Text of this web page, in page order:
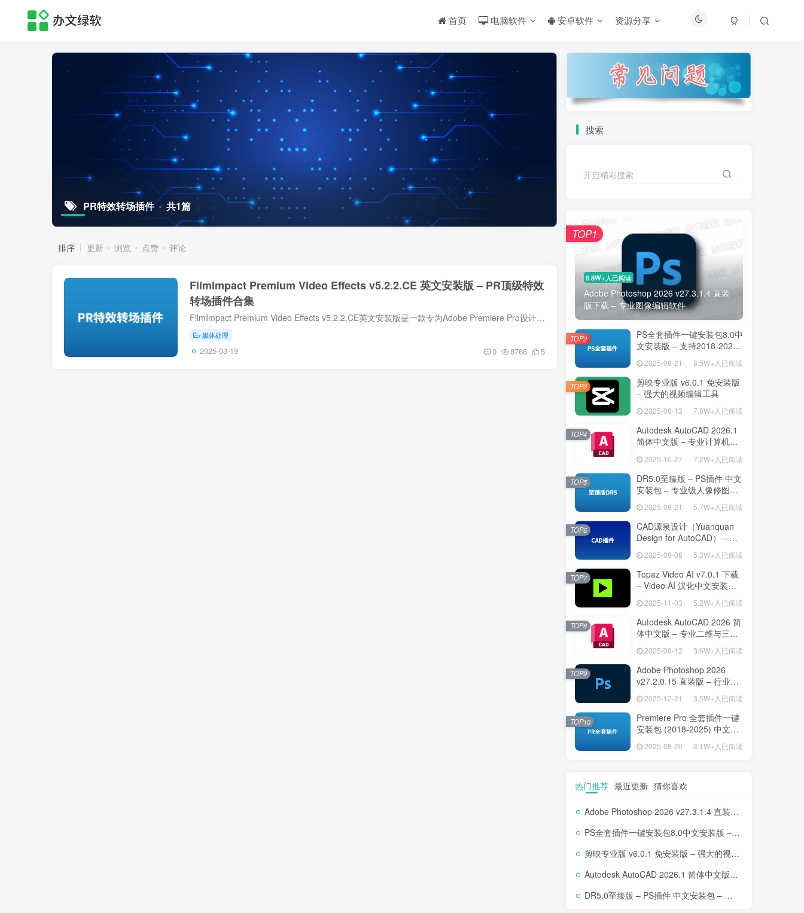
首页 电脑软件 安卓软件 资源分享
PR特效转场插件 共1篇
排序 更新 浏览 点赞 评论
FilmImpact Premium Video Effects v5.2.2.CE 英文安装版 – PR顶级特效
转场插件合集
FilmImpact Premium Video Effects v5.2.2.CE英文安装版是一款专为Adobe Premiere Pro设计的顶级特效转场插件合集，适用于需要提升视频质量和视觉效果的专业用户。该插件提供了多种高级转场效果...
媒体处理
2025-03-19 0 8766 5
搜索
开启精彩搜索
8.8W+人已阅读
Adobe Photoshop 2026 v27.3.1.4 直装
版下载 – 专业图像编辑软件
TOP1
PS全套插件一键安装包8.0中
文安装版 – 支持2018-2025
– 提升设计效率
2025-08-21 8.5W+人已阅读
TOP2
剪映专业版 v6.0.1 免安装版
– 强大的视频编辑工具
2025-08-13 7.8W+人已阅读
TOP3
Autodesk AutoCAD 2026.1
简体中文版 – 专业计算机辅
2025-10-27 7.2W+人已阅读
TOP4
DR5.0至臻版 – PS插件 中文
安装包 – 专业级人像修图工
2025-08-21 5.7W+人已阅读
TOP5
CAD源泉设计（Yuanquan
Design for AutoCAD）——
高效绘图利器
2025-09-08 5.3W+人已阅读
TOP6
Topaz Video AI v7.0.1 下载
– Video AI 汉化中文安装版
2025-11-03 5.2W+人已阅读
TOP7
Autodesk AutoCAD 2026 简
体中文版 – 专业二维与三维
2025-08-12 3.6W+人已阅读
TOP8
Adobe Photoshop 2026
v27.2.0.15 直装版 – 行业标
2025-12-21 3.5W+人已阅读
TOP9
Premiere Pro 全套插件一键
安装包 (2018-2025) 中文安
率的专业工具
2025-08-20 3.1W+人已阅读
TOP10
热门推荐 最近更新 猜你喜欢
Adobe Photoshop 2026 v27.3.1.4 直装版下载 – 专业图像编辑软件
PS全套插件一键安装包8.0中文安装版 – 支持2018-2025 – 提升设计效率
剪映专业版 v6.0.1 免安装版 – 强大的视频编辑工具
Autodesk AutoCAD 2026.1 简体中文版 – 专业计算机辅助设计软件
DR5.0至臻版 – PS插件 中文安装包 – 专业级人像修图工具